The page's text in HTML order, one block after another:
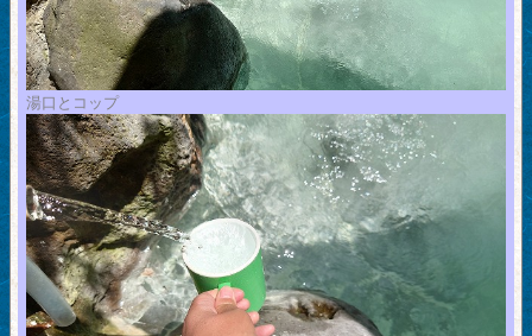
湯口とコップ